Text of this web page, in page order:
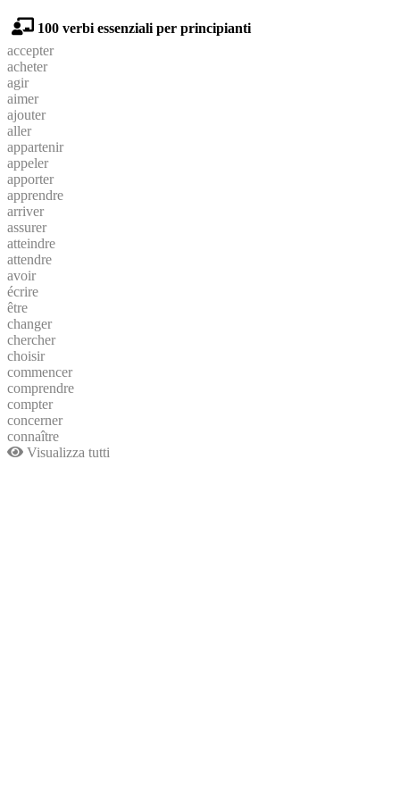
100 verbi essenziali per principianti
accepter
acheter
agir
aimer
ajouter
aller
appartenir
appeler
apporter
apprendre
arriver
assurer
atteindre
attendre
avoir
écrire
être
changer
chercher
choisir
commencer
comprendre
compter
concerner
connaître
Visualizza tutti